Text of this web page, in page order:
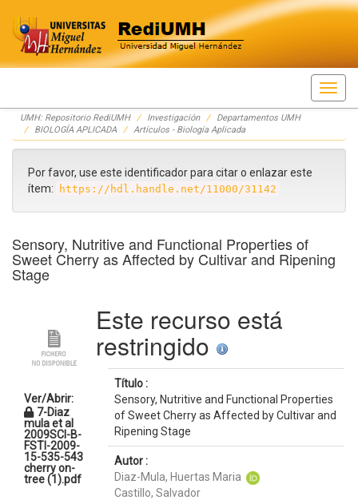
Skip
navigation
UMH: Repositorio RediUMH Investigación
Departamentos UMH
BIOLOGÍA APLICADA
Artículos - Biología Aplicada
Por favor, use este identificador para citar o enlazar este
ítem:
https://hdl.handle.net/11000/31142
Sensory, Nutritive and Functional Properties of
Sweet Cherry as Affected by Cultivar and Ripening
Stage
Ver/Abrir:
7-Diaz
mula et al
2009SCI-B-
FSTI-2009-
15-535-543
cherry on-
tree (1).pdf
Este recurso está
restringido
Título :
Sensory, Nutritive and Functional Properties
of Sweet Cherry as Affected by Cultivar and
Ripening Stage
Autor :
Diaz-Mula, Huertas Maria
Castillo, Salvador